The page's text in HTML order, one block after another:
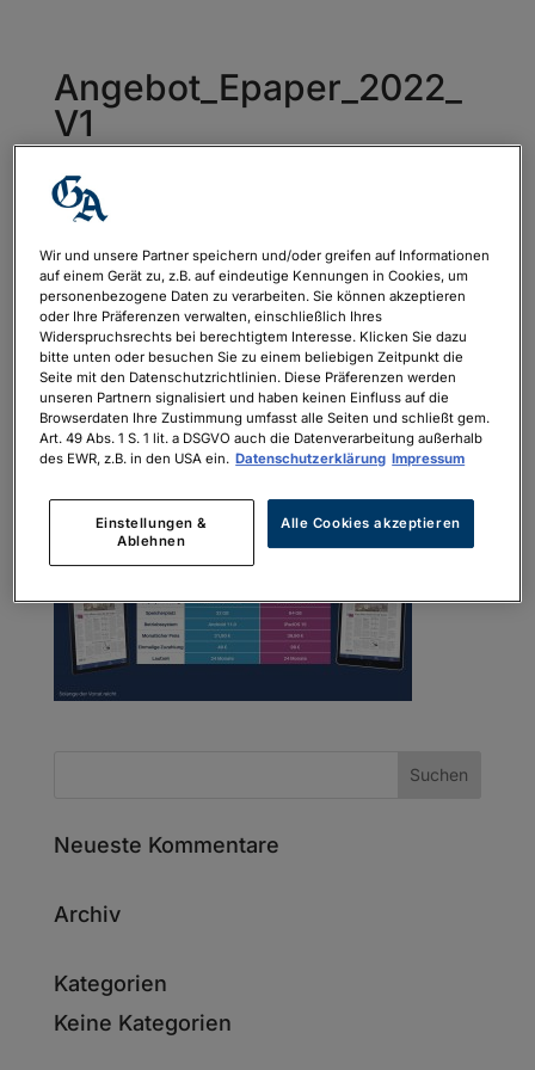
Angebot_Epaper_2022_
V1
Neueste Kommentare
Archiv
Kategorien
Keine Kategorien
Wir und unsere Partner speichern und/oder greifen auf Informationen
auf einem Gerät zu, z.B. auf eindeutige Kennungen in Cookies, um
personenbezogene Daten zu verarbeiten. Sie können akzeptieren
oder Ihre Präferenzen verwalten, einschließlich Ihres
Widerspruchsrechts bei berechtigtem Interesse. Klicken Sie dazu
bitte unten oder besuchen Sie zu einem beliebigen Zeitpunkt die
Seite mit den Datenschutzrichtlinien. Diese Präferenzen werden
unseren Partnern signalisiert und haben keinen Einfluss auf die
Browserdaten Ihre Zustimmung umfasst alle Seiten und schließt gem.
Art. 49 Abs. 1 S. 1 lit. a DSGVO auch die Datenverarbeitung außerhalb
des EWR, z.B. in den USA ein. Datenschutzerklärung Impressum
Einstellungen &
Ablehnen
Alle Cookies akzeptieren